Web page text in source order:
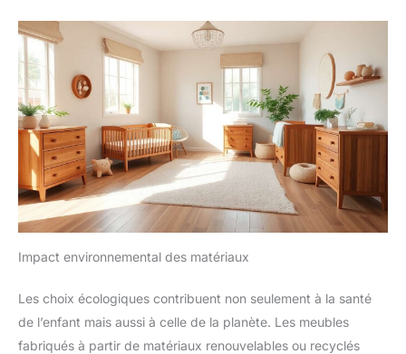
Impact environnemental des matériaux
Les choix écologiques contribuent non seulement à la santé
de l’enfant mais aussi à celle de la planète. Les meubles
fabriqués à partir de matériaux renouvelables ou recyclés